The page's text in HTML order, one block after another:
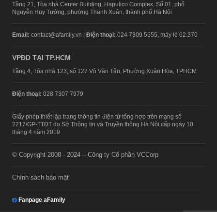
Tầng 21, Tòa nhà Center Building, Hapulico Complex, Số 01, phố
Nguyễn Huy Tưởng, phường Thanh Xuân, thành phố Hà Nội
Email: contact@afamily.vn | Điện thoại: 024 7309 5555, máy lẻ 62.370
VPĐD TẠI TP.HCM
Tầng 4, Tòa nhà 123, số 127 Võ Văn Tần, Phường Xuân Hòa, TPHCM
Điện thoại: 028 7307 7979
Giấy phép thiết lập trang thông tin điện tử tổng hợp trên mạng số
2217/GP-TTĐT do Sở Thông tin và Truyền thông Hà Nội cấp ngày 10
tháng 4 năm 2019
© Copyright 2008 - 2024 – Công ty Cổ phần VCCorp
Chính sách bảo mật
Fanpage aFamily